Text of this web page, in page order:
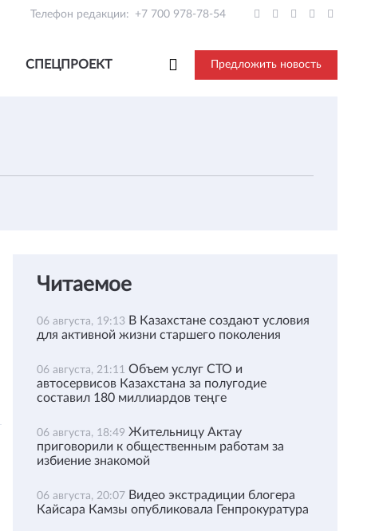
Телефон редакции: +7 700 978-78-54
СПЕЦПРОЕКТ Предложить новость
Читаемое
06 августа, 19:13 В Казахстане создают условия
для активной жизни старшего поколения
06 августа, 21:11 Объем услуг СТО и
автосервисов Казахстана за полугодие
составил 180 миллиардов теңге
06 августа, 18:49 Жительницу Актау
приговорили к общественным работам за
избиение знакомой
06 августа, 20:07 Видео экстрадиции блогера
Кайсара Камзы опубликовала Генпрокуратура